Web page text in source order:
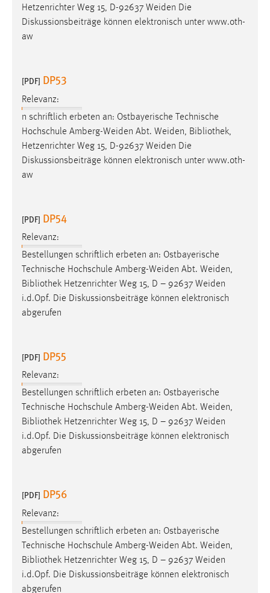
Hetzenrichter Weg 15, D-92637 Weiden Die
Diskussionsbeiträge können elektronisch unter www.oth-
aw
[PDF] DP53
Relevanz:
n schriftlich erbeten an: Ostbayerische Technische
Hochschule Amberg-Weiden Abt. Weiden, Bibliothek,
Hetzenrichter Weg 15, D-92637 Weiden Die
Diskussionsbeiträge können elektronisch unter www.oth-
aw
[PDF] DP54
Relevanz:
Bestellungen schriftlich erbeten an: Ostbayerische
Technische Hochschule Amberg-Weiden Abt. Weiden,
Bibliothek Hetzenrichter Weg 15, D – 92637 Weiden
i.d.Opf. Die Diskussionsbeiträge können elektronisch
abgerufen
[PDF] DP55
Relevanz:
Bestellungen schriftlich erbeten an: Ostbayerische
Technische Hochschule Amberg-Weiden Abt. Weiden,
Bibliothek Hetzenrichter Weg 15, D – 92637 Weiden
i.d.Opf. Die Diskussionsbeiträge können elektronisch
abgerufen
[PDF] DP56
Relevanz:
Bestellungen schriftlich erbeten an: Ostbayerische
Technische Hochschule Amberg-Weiden Abt. Weiden,
Bibliothek Hetzenrichter Weg 15, D – 92637 Weiden
i.d.Opf. Die Diskussionsbeiträge können elektronisch
abgerufen
Zweck:
Das Cookie speichert die gewählte Sprache der Website.
Name:
MibewSessionID, MIBEW_UserID, mibew_locale, mibew-
chat-frame-style-5e9dbeb1811c0446
Zweck:
5e9dbeb1811c0446 = Sitzungslaufzeit, mibew_locale = 3
Jahre, MIBEW_UserID = 1 Jahr
Login
Name:
fe_user, be_user, be_lastLoginProvider
einloggen zu können.
Cookie Laufzeit:
24 Stunden
STATISTIK
unsere Besucher unsere Website nutzen.
Matomo
Name:
_pk_ref, _pk_cvar, _pk_id, _pk_ses
Zweck: